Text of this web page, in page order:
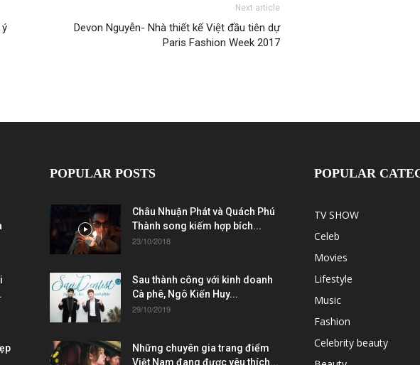
Next article
Devon Nguyễn- Nhà thiết kế Việt đầu tiên dự
Paris Fashion Week 2017
POPULAR POSTS
Châu Nhuận Phát và Quách Phú
Thành song kiếm hợp bích...
23/10/2018
Sau thành công với kinh doanh
Cà phê, Ngô Kiến Huy...
29/10/2019
Những chuyên gia trang điểm
Việt Nam đang được yêu thích...
POPULAR
TV SHOW
Celeb
Movies
Lifestyle
Music
Fashion
Celebrity beauty